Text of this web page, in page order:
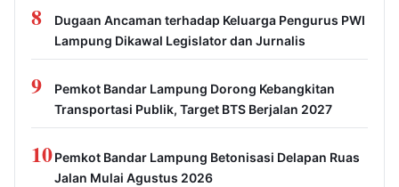
8
Dugaan Ancaman terhadap Keluarga Pengurus PWI
Lampung Dikawal Legislator dan Jurnalis
9
Pemkot Bandar Lampung Dorong Kebangkitan
Transportasi Publik, Target BTS Berjalan 2027
10Pemkot Bandar Lampung Betonisasi Delapan Ruas
Jalan Mulai Agustus 2026